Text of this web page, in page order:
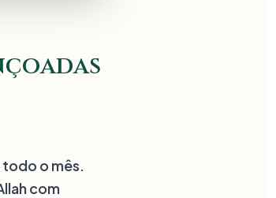
o mês.
com